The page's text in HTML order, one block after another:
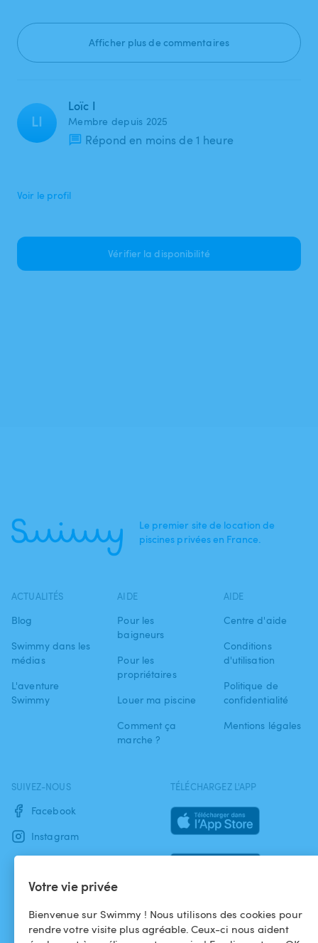
Votre vie privée
Bienvenue sur Swimmy ! Nous utilisons des cookies pour
rendre votre visite plus agréable. Ceux-ci nous aident
Afficher plus de commentaires
LI
Loïc I
Membre depuis 2025
Répond en moins de 1 heure
Voir le profil
Vérifier la disponibilité
Le premier site de location de
piscines privées en France.
ACTUALITÉS
Blog
Swimmy dans les
médias
L'aventure
Swimmy
AIDE
Pour les
baigneurs
Pour les
propriétaires
Louer ma piscine
Comment ça
marche ?
AIDE
Centre d'aide
Conditions
d'utilisation
Politique de
confidentialité
Mentions légales
SUIVEZ-NOUS
Facebook
Instagram
TÉLÉCHARGEZ L'APP